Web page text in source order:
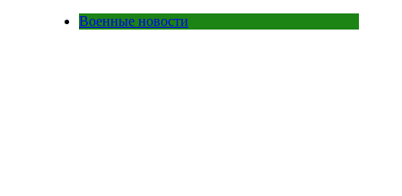
Военные новости